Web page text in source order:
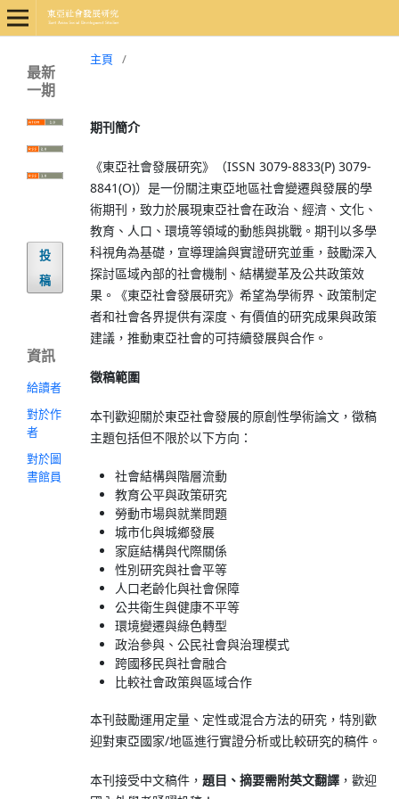
主頁 /
期刊簡介
《東亞社會發展研究》（ISSN 3079-8833(P) 3079-
8841(O)）是一份關注東亞地區社會變遷與發展的學
術期刊，致力於展現東亞社會在政治、經濟、文化、
教育、人口、環境等領域的動態與挑戰。期刊以多學
科視角為基礎，宣導理論與實證研究並重，鼓勵深入
探討區域內部的社會機制、結構變革及公共政策效
果。《東亞社會發展研究》希望為學術界、政策制定
者和社會各界提供有深度、有價值的研究成果與政策
建議，推動東亞社會的可持續發展與合作。
徵稿範圍
本刊歡迎關於東亞社會發展的原創性學術論文，徵稿
主題包括但不限於以下方向：
社會結構與階層流動
教育公平與政策研究
勞動市場與就業問題
城市化與城鄉發展
家庭結構與代際關係
性別研究與社會平等
人口老齡化與社會保障
公共衛生與健康不平等
環境變遷與綠色轉型
政治參與、公民社會與治理模式
跨國移民與社會融合
比較社會政策與區域合作
本刊鼓勵運用定量、定性或混合方法的研究，特別歡
迎對東亞國家/地區進行實證分析或比較研究的稿件。
本刊接受中文稿件，題目、摘要需附英文翻譯 ，歡迎
最新
一期
投
稿
資訊
給讀者
對於作
者
對於圖
書館員